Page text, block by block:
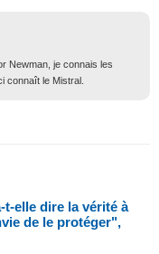
Newman, je connais les
connaît le Mistral.
t-elle dire la vérité à
de le protéger",